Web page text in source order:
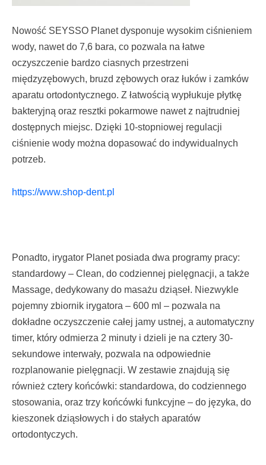
Nowość SEYSSO Planet dysponuje wysokim ciśnieniem
wody, nawet do 7,6 bara, co pozwala na łatwe
oczyszczenie bardzo ciasnych przestrzeni
międzyzębowych, bruzd zębowych oraz łuków i zamków
aparatu ortodontycznego. Z łatwością wypłukuje płytkę
bakteryjną oraz resztki pokarmowe nawet z najtrudniej
dostępnych miejsc. Dzięki 10-stopniowej regulacji
ciśnienie wody można dopasować do indywidualnych
potrzeb.
https://www.shop-dent.pl
Ponadto, irygator Planet posiada dwa programy pracy:
standardowy – Clean, do codziennej pielęgnacji, a także
Massage, dedykowany do masażu dziąseł. Niezwykle
pojemny zbiornik irygatora – 600 ml – pozwala na
dokładne oczyszczenie całej jamy ustnej, a automatyczny
timer, który odmierza 2 minuty i dzieli je na cztery 30-
sekundowe interwały, pozwala na odpowiednie
rozplanowanie pielęgnacji. W zestawie znajdują się
również cztery końcówki: standardowa, do codziennego
stosowania, oraz trzy końcówki funkcyjne – do języka, do
kieszonek dziąsłowych i do stałych aparatów
ortodontyczych.